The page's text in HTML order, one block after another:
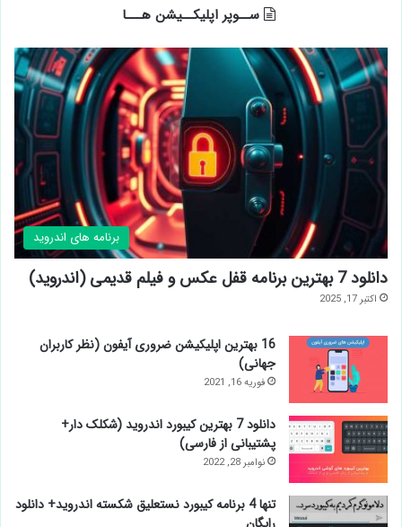
ســوپر اپلیکــیشن هـــا
برنامه های اندروید
دانلود 7 بهترین برنامه قفل عکس و فیلم قدیمی (اندروید)
اکتبر 17, 2025
16 بهترین اپلیکیشن ضروری آیفون (نظر کاربران
جهانی)
فوریه 16, 2021
دانلود 7 بهترین کیبورد اندروید (شکلک دار+
پشتیبانی از فارسی)
نوامبر 28, 2022
تنها 4 برنامه کیبورد نستعلیق شکسته اندروید+ دانلود